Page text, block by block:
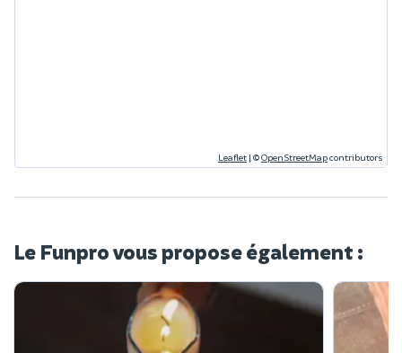
Leaflet | ©OpenStreetMapcontributors
Le Funpro vous propose également :